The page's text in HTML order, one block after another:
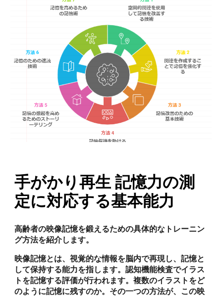
手がかり再生 記憶力の測
定に対応する基本能力
高齢者の映像記憶を鍛えるための具体的なトレーニン
グ方法を紹介します。
映像記憶とは、視覚的な情報を脳内で再現し、記憶と
して保持する能力を指します。認知機能検査でイラス
トを記憶する評価が行われます。複数のイラストをど
のように記憶に残すのか。その一つの方法が、この映